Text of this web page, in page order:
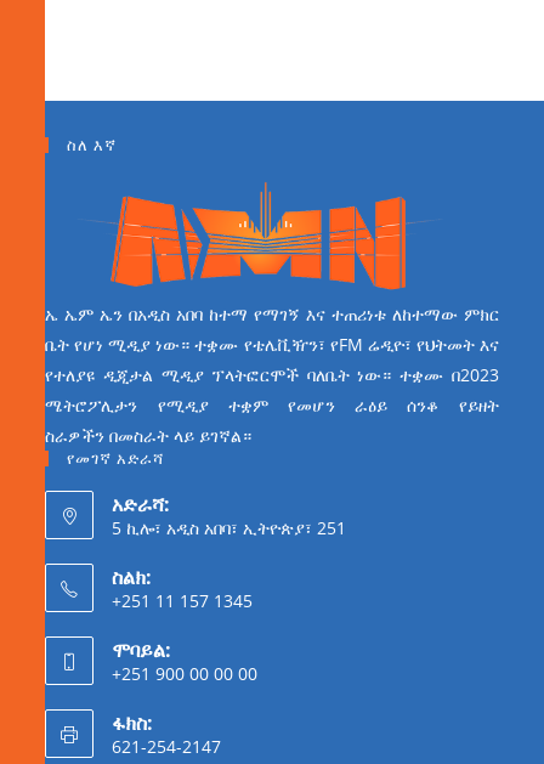
ስለ እኛ
ኤ ኤም ኤን በአዲስ አበባ ከተማ የማገኝ እና ተጠሪነቱ ለከተማው ምክር
ቤት የሆነ ሚዲያ ነው። ተቋሙ የቴሌቪዥን፣ የFM ሬዲዮ፣ የህትመት እና
የተለያዩ ዲጂታል ሚዲያ ፕላትፎርሞች ባለቤት ነው። ተቋሙ በ2023
ሜትሮፖሊታን የሚዲያ ተቋም የመሆን ራዕይ ሰንቆ የይዘት
ስራዎችን በመስራት ላይ ይገኛል።
የመገኛ አድራሻ
አድራሻ:
5 ኪሎ፣ አዲስ አበባ፣ ኢትዮጵያ፣ 251
ስልክ:
+251 11 157 1345
ሞባይል:
+251 900 00 00 00
ፋክስ:
621-254-2147